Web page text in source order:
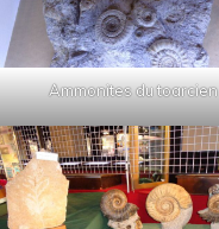
Ammonites du toarcien